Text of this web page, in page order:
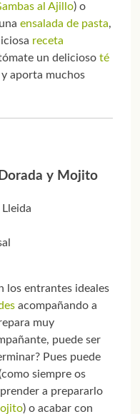
al Ajillo) o
ensalada de pasta,
receta
un delicioso té
aporta muchos
y Mojito
los entrantes ideales
acompañando a
muy
puede ser
Pues puede
siempre os
a prepararlo
) o acabar con